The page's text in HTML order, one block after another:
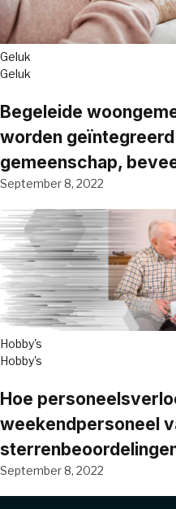
Geluk
Geluk
Begeleide
worden
gemeenschap,
September 8, 2022
Hobby's
Hobby's
Hoe
weekendpersoneel
September 8, 2022